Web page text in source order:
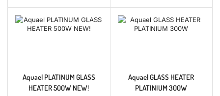
Aquael PLATINUM GLASS
HEATER 500W NEW!
Aquael GLASS HEATER
PLATINIUM 300W